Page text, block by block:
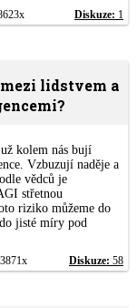
Diskuze: 1
lidstvem a
kolem nás bují
Vzbuzují naděje a
vědců je
střetnou
riziko můžeme do
jisté míry pod
Diskuze: 58